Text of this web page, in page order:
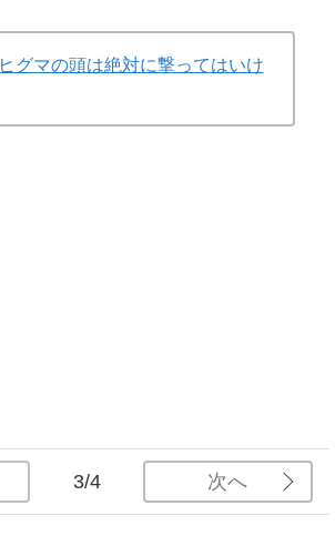
ヒグマの頭は絶対に撃ってはいけ
3/4 次へ